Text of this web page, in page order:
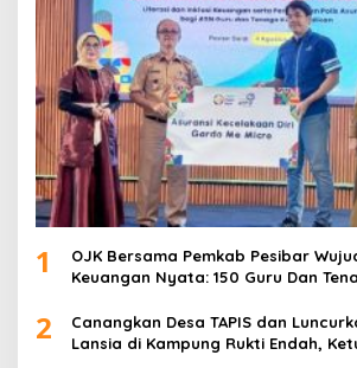
1
OJK Bersama Pemkab Pesibar
Keuangan Nyata: 150 Guru Dan
2
Canangkan Desa TAPIS dan
Lansia di Kampung Rukti Endah,